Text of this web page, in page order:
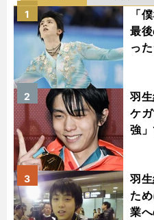
「
最
っ
1
羽
ケ
強
2
羽
た
業
3